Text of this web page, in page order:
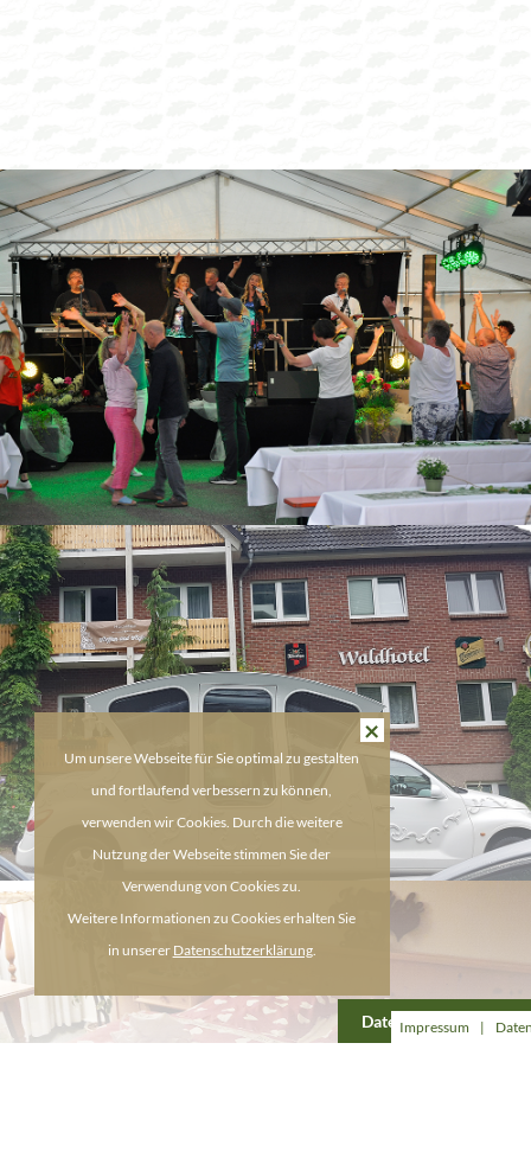
Datenschutzerklärung
Um unsere Webseite für Sie optimal zu gestalten
und fortlaufend verbessern zu können,
verwenden wir Cookies. Durch die weitere
Nutzung der Webseite stimmen Sie der
Verwendung von Cookies zu.
Weitere Informationen zu Cookies erhalten Sie
in unserer Datenschutzerklärung.
×
Impressum |